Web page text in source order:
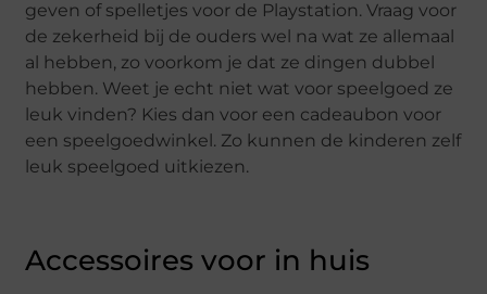
geven of spelletjes voor de Playstation. Vraag voor
de zekerheid bij de ouders wel na wat ze allemaal
al hebben, zo voorkom je dat ze dingen dubbel
hebben. Weet je echt niet wat voor speelgoed ze
leuk vinden? Kies dan voor een cadeaubon voor
een speelgoedwinkel. Zo kunnen de kinderen zelf
leuk speelgoed uitkiezen.
Accessoires voor in huis